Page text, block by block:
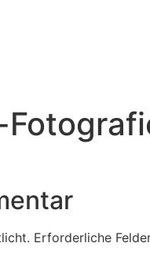
Erforderliche